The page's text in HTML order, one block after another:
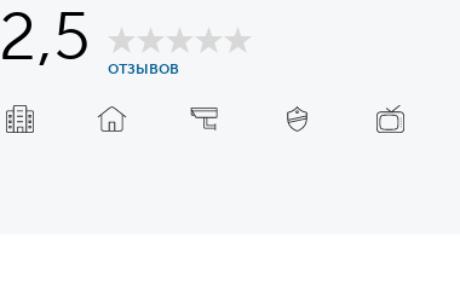
2,5 отзывов